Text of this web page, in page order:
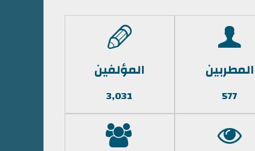
المطربين
577
المؤلفين
3,031